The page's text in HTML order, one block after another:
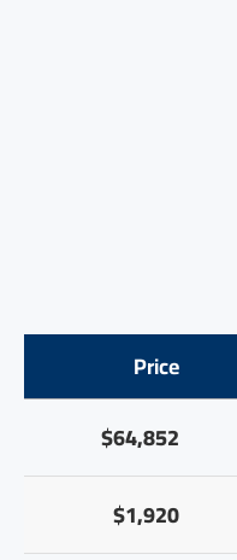
Price
$64,852
$1,920